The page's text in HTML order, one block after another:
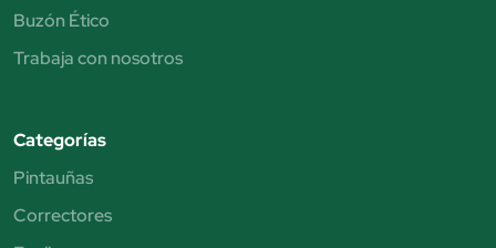
Buzón Ético
Trabaja con nosotros
Categorías
Pintauñas
Correctores